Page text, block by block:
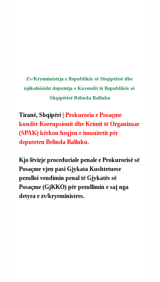
Zv/Kryeministrja e Republikës së Shqipërisë dhe
njëkohësisht deputetja e Kuvendit të Republikës së
Shqipërisë Belinda Balluku
Tiranë, Shqipëri | Prokuroria e Posaçme
kundër Korrupsionit dhe Krimit të Organizuar
(SPAK) kërkon heqjen e imunitetit për
deputeten Belinda Balluku.
Kjo lëvizje proceduriale penale e Prokurorisë së
Posaçme vjen pasi Gjykata Kushtetuese
pezulloi vendimin penal të Gjykatës së
Posaçme (GjKKO) për pezullimin e saj nga
detyra e zv/kryeministres.